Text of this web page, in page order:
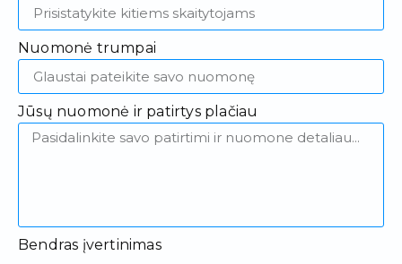
Nuomonė trumpai
Jūsų nuomonė ir patirtys plačiau
Bendras įvertinimas